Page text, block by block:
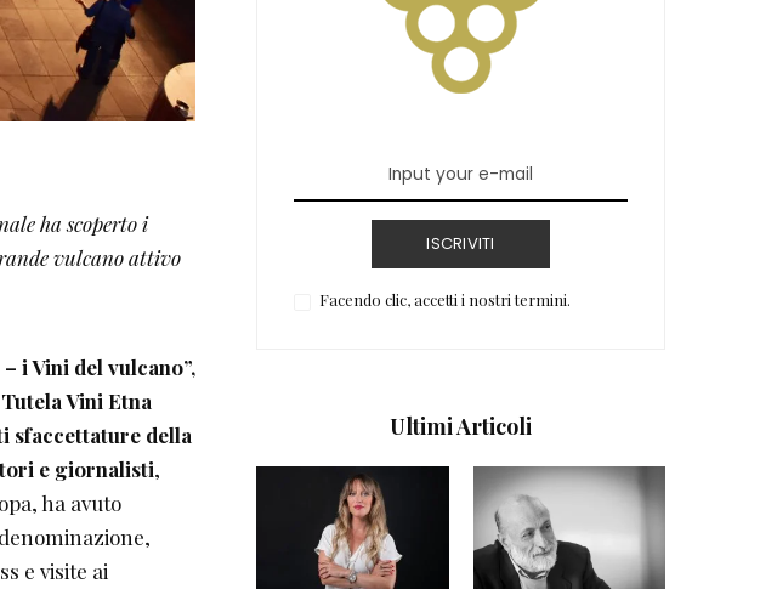
ha scoperto i
vulcano attivo
i Vini del vulcano”,
Vini Etna
sfaccettature della
e giornalisti,
ha avuto
e visite ai
ISCRIVITI
Facendo clic, accetti i nostri termini.
Ultimi Articoli